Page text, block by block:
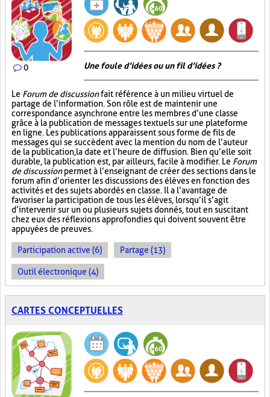
0 Une foule d’idées ou un fil d’idées ?
Le Forum de discussionfait référence à un milieu virtuel de
partage de l’information. Son rôle est de maintenir une
correspondance asynchrone entre les membres d’une classe
grâce à la publication de messages textuels sur une plateforme
en ligne. Les publications apparaissent sous forme de fils de
messages qui se succèdent avec la mention du nom de l’auteur
de la publication, la date et l’heure de diffusion. Bien qu’elle soit
durable, la publication est, par ailleurs, facile à modifier. Le Forum
de discussionpermet à l’enseignant de créer des sections dans le
forum afin d’orienter les discussions des élèves en fonction des
activités et des sujets abordés en classe. Il a l’avantage de
favoriser la participation de tous les élèves, lorsqu’il s’agit
d’intervenir sur un ou plusieurs sujets donnés, tout en suscitant
chez eux des réflexions approfondies qui doivent souvent être
appuyées de preuves.
Participation active (6) Partage (13)
Outil électronique (4)
CARTES CONCEPTUELLES